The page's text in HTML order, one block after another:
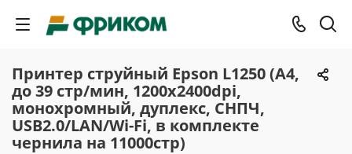
Принтер струйный Epson L1250 (A4,
до 39 стр/мин, 1200x2400dpi,
монохромный, дуплекс, СНПЧ,
USB2.0/LAN/Wi-Fi, в комплекте
чернила на 11000стр)